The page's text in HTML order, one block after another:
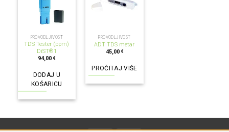
PROVODLJIVOST
TDS Tester (ppm)
DiST®1
94,00€
DODAJ U
KOŠARICU
NEMA NA ZALIHI
PROVODLJIVOST
ADT TDS metar
45,00 €
PROČITAJ VIŠE